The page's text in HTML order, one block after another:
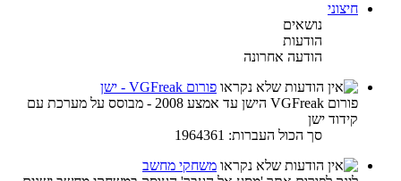
חיצוני
נושאים
הודעות
הודעה אחרונה
פורום VGFreak - ישן
פורום VGFreak הישן עד אמצע 2008 - מבוסס על מערכת עם
קידוד ישן
סך הכול העברות: 1964361
משחקי מחשב